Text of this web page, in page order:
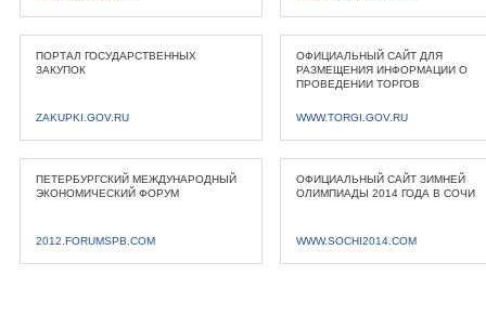
ПОРТАЛ ГОСУДАРСТВЕННЫХ
ЗАКУПОК
ZAKUPKI.GOV.RU
ОФИЦИАЛЬНЫЙ САЙТ ДЛЯ
РАЗМЕЩЕНИЯ ИНФОРМАЦИИ О
ПРОВЕДЕНИИ ТОРГОВ
WWW.TORGI.GOV.RU
ПЕТЕРБУРГСКИЙ МЕЖДУНАРОДНЫЙ
ЭКОНОМИЧЕСКИЙ ФОРУМ
2012.FORUMSPB.COM
ОФИЦИАЛЬНЫЙ САЙТ ЗИМНЕЙ
ОЛИМПИАДЫ 2014 ГОДА В СОЧИ
WWW.SOCHI2014.COM